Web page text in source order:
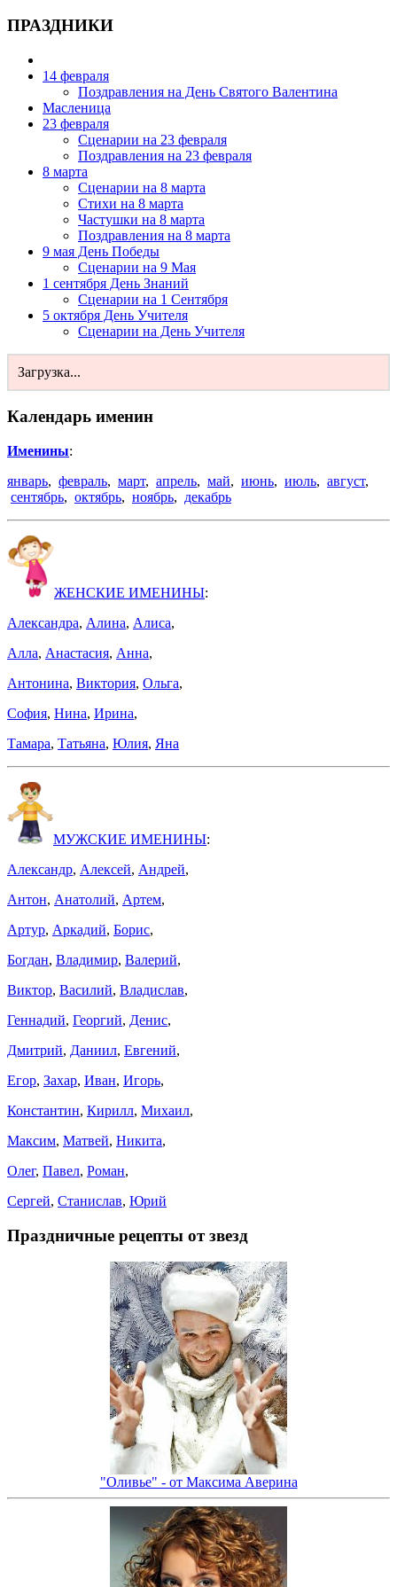
ПРАЗДНИКИ
14 февраля
Поздравления на День Святого Валентина
Масленица
23 февраля
Сценарии на 23 февраля
Поздравления на 23 февраля
8 марта
Сценарии на 8 марта
Стихи на 8 марта
Частушки на 8 марта
Поздравления на 8 марта
9 мая День Победы
Сценарии на 9 Мая
1 сентября День Знаний
Сценарии на 1 Сентября
5 октября День Учителя
Сценарии на День Учителя
Загрузка...
Календарь именин
Именины:
январь, февраль, март, апрель, май, июнь, июль, август,
сентябрь, октябрь, ноябрь, декабрь
ЖЕНСКИЕ ИМЕНИНЫ:
Александра, Алина, Алиса,
Алла, Анастасия, Анна,
Антонина, Виктория, Ольга,
София, Нина, Ирина,
Тамара, Татьяна, Юлия, Яна
МУЖСКИЕ ИМЕНИНЫ:
Александр, Алексей, Андрей,
Антон, Анатолий, Артем,
Артур, Аркадий, Борис,
Богдан, Владимир, Валерий,
Виктор, Василий, Владислав,
Геннадий, Георгий, Денис,
Дмитрий, Даниил, Евгений,
Егор, Захар, Иван, Игорь,
Константин, Кирилл, Михаил,
Максим, Матвей, Никита,
Олег, Павел, Роман,
Сергей, Станислав, Юрий
Праздничные рецепты от звезд
"Оливье" - от Максима Аверина